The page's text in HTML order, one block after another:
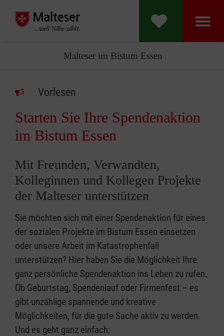
Malteser im Bistum Essen
Vorlesen
Starten Sie Ihre Spendenaktion
im Bistum Essen
Mit Freunden, Verwandten,
Kolleginnen und Kollegen Projekte
der Malteser unterstützen
Sie möchten sich mit einer Spendenaktion für eines
der sozialen Projekte im Bistum Essen einsetzen
oder unsere Arbeit im Katastrophenfall
unterstützen? Hier haben Sie die Möglichkeit Ihre
ganz persönliche Spendenaktion ins Leben zu rufen.
Ob Geburtstag, Spendenlauf oder Firmenfest – es
gibt unzählige spannende und kreative
Möglichkeiten, für die gute Sache aktiv zu werden.
Und es geht ganz einfach: